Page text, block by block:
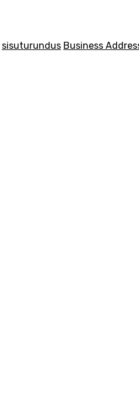
sisuturundus Business